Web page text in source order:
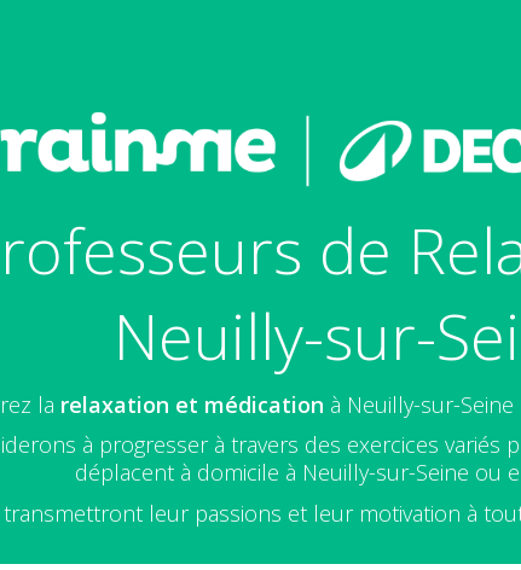
de
Neuilly-sur-
la relaxation et médication à Neuilly-sur-
à progresser à travers des exercices variés
déplacent à domicile à Neuilly-sur-Seine ou
leur passions et leur motivation à